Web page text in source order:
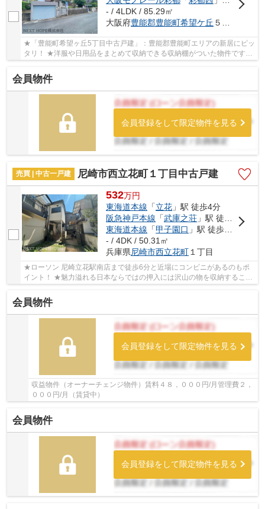
- / 4LDK / 85.29㎡
大阪府豊能郡豊能町希望ケ丘 ５丁目
★「豊能町希望ヶ丘5丁目中古戸建」：豊能郡豊能町エリアの新居にピッ
タリ！ ★洋服や日用品をまとめて収納できる収納棚がついた物件です！
会員物件
会員登録をして限定物件を見る
売買 | 中古一戸建 尼崎市西立花町１丁目中古戸建
532万円
東海道本線 「立花 」駅 徒歩4分
阪急神戸本線 「武庫之荘 」駅 徒歩25分
東海道本線 「甲子園口 」駅 徒歩38分
- / 4DK / 50.31㎡
兵庫県尼崎市西立花町 １丁目
★ローソン 尼崎立花駅南店まで徒歩6分と近場にコンビニがあるのもポ
イント！ ★魅力溢れる日本ならではの押入には沢山の物を収納すること
ができます！ ★納得の価格帯である、購入価格80...
会員物件
会員登録をして限定物件を見る
収益物件（オーナーチェンジ物件）賃料４８，０００円/月管理費２，
０００円/月（賃貸中）
会員物件
会員登録をして限定物件を見る